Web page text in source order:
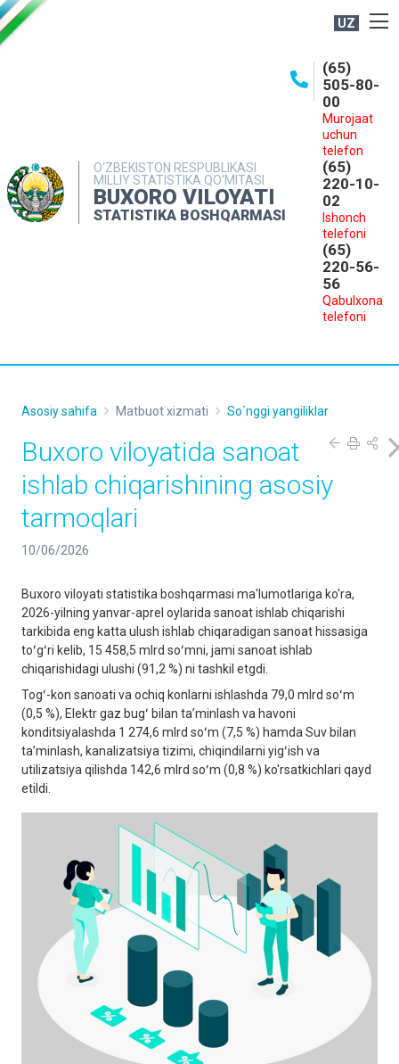
UZ
O‘ZBEKISTON RESPUBLIKASI
MILLIY STATISTIKA QO‘MITASI
BUXORO VILOYATI
STATISTIKA BOSHQARMASI
(65)
505-80-
00
Murojaat
uchun
telefon
(65)
220-10-
02
Ishonch
telefoni
(65)
220-56-
56
Qabulxona
telefoni
MATBUOT XIZMATI
MUROJAATLAR
Asosiy sahifa Matbuot xizmati So`nggi yangiliklar
Buxoro viloyatida sanoat
ishlab chiqarishining asosiy
tarmoqlari
10/06/2026
Buxoro viloyati statistika boshqarmasi ma'lumotlariga ko'ra,
2026-yilning yanvar-aprel oylarida sanoat ishlab chiqarishi
tarkibida eng katta ulush ishlab chiqaradigan sanoat hissasiga
toʻgʻri kelib, 15 458,5 mlrd soʻmni, jami sanoat ishlab
chiqarishidagi ulushi (91,2 %) ni tashkil etgdi.
Togʻ-kon sanoati va ochiq konlarni ishlashda 79,0 mlrd soʻm
(0,5 %), Elektr gaz bugʻ bilan taʼminlash va havoni
konditsiyalashda 1 274,6 mlrd soʻm (7,5 %) hamda Suv bilan
taʼminlash, kanalizatsiya tizimi, chiqindilarni yigʻish va
utilizatsiya qilishda 142,6 mlrd soʻm (0,8 %) ko'rsatkichlari qayd
etildi.